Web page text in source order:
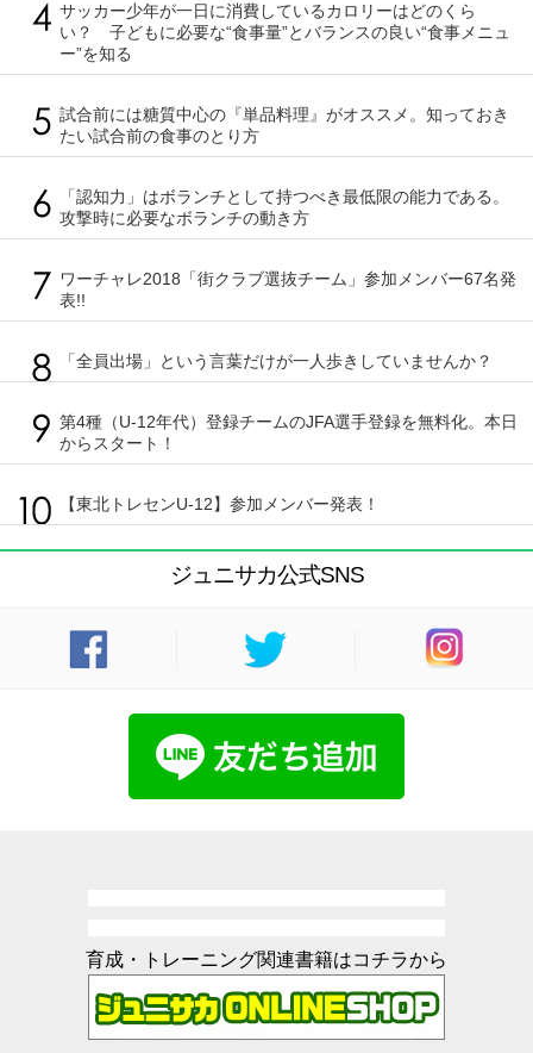
サッカー少年が一日に消費しているカロリーはどのくら
い？ 子どもに必要な“食事量”とバランスの良い“食事メニュ
ー”を知る
試合前には糖質中心の『単品料理』がオススメ。知っておき
たい試合前の食事のとり方
「認知力」はボランチとして持つべき最低限の能力である。
攻撃時に必要なボランチの動き方
ワーチャレ2018「街クラブ選抜チーム」参加メンバー67名発
表!!
「全員出場」という言葉だけが一人歩きしていませんか？
第4種（U-12年代）登録チームのJFA選手登録を無料化。本日
からスタート！
【東北トレセンU-12】参加メンバー発表！
ジュニサカ公式SNS
育成・トレーニング関連書籍はコチラから